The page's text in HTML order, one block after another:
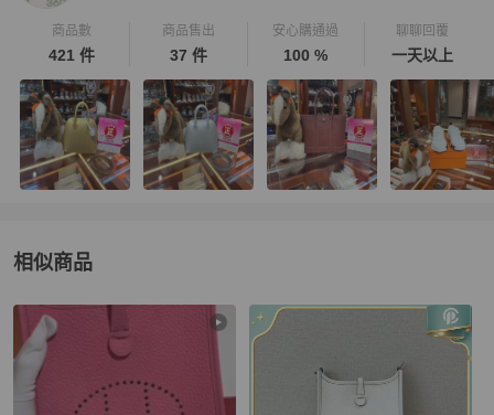
商品數
421 件
商品售出
37 件
安心購通過
100 %
聊聊回覆
一天以上
相似商品
更多相似Hermès女包推薦精品